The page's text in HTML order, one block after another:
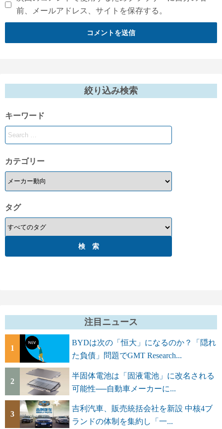
前、メールアドレス、サイトを保存する。
絞り込み検索
キーワード
カテゴリー
タグ
注目ニュース
1
BYDは次の「恒大」になるのか？「隠れ
た負債」問題でGMT Research...
2
半固体電池は「固液電池」に改名される
可能性──自動車メーカーに...
3
吉利汽車、販売統括会社を新設 中核4ブ
ランドの体制を集約し「一...